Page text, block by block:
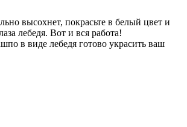
высохнет, покрасьте в белый цвет и
лебедя. Вот и вся работа!
в виде лебедя готово украсить ваш